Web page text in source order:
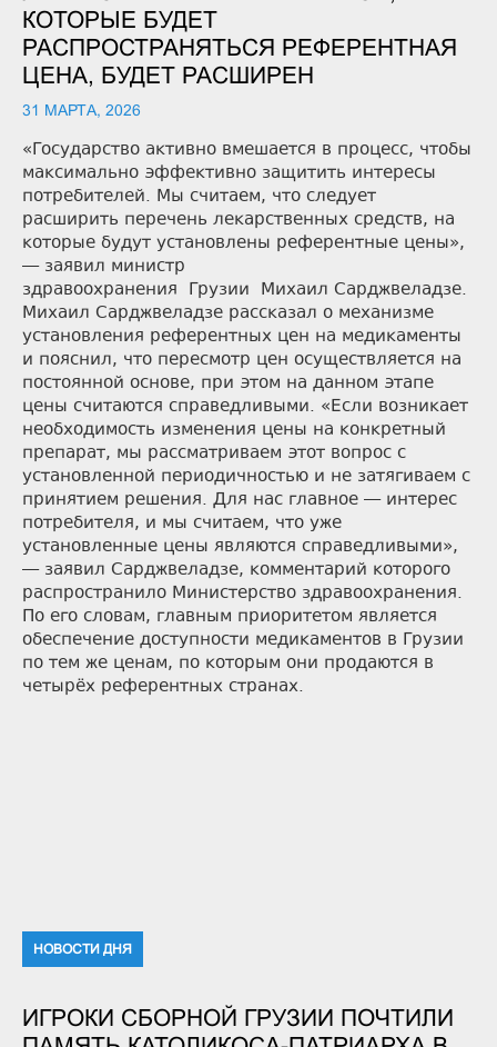
КОТОРЫЕ БУДЕТ
РАСПРОСТРАНЯТЬСЯ РЕФЕРЕНТНАЯ
ЦЕНА, БУДЕТ РАСШИРЕН
31 МАРТА, 2026
«Государство активно вмешается в процесс, чтобы
максимально эффективно защитить интересы
потребителей. Мы считаем, что следует
расширить перечень лекарственных средств, на
которые будут установлены референтные цены»,
— заявил министр
здравоохранения Грузии Михаил Сарджвеладзе.
Михаил Сарджвеладзе рассказал о механизме
установления референтных цен на медикаменты
и пояснил, что пересмотр цен осуществляется на
постоянной основе, при этом на данном этапе
цены считаются справедливыми. «Если возникает
необходимость изменения цены на конкретный
препарат, мы рассматриваем этот вопрос с
установленной периодичностью и не затягиваем с
принятием решения. Для нас главное — интерес
потребителя, и мы считаем, что уже
установленные цены являются справедливыми»,
— заявил Сарджвеладзе, комментарий которого
распространило Министерство здравоохранения.
По его словам, главным приоритетом является
обеспечение доступности медикаментов в Грузии
по тем же ценам, по которым они продаются в
четырёх референтных странах.
НОВОСТИ ДНЯ
ИГРОКИ СБОРНОЙ ГРУЗИИ ПОЧТИЛИ